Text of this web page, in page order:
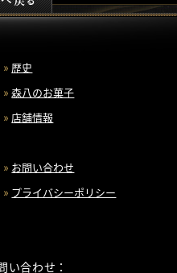
歴史
森八のお菓子
店舗情報
お問い合わせ
プライバシーポリシー
い合わせ：